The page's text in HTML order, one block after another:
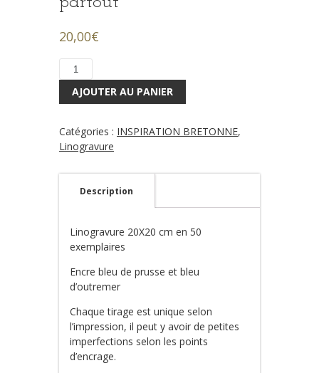
20,00€
quantité
COCORICO
vendu
encadré
passe
partout
AJOUTER AU PANIER
Catégories : INSPIRATION BRETONNE,
Linogravure
Description
Linogravure 20X20 cm en 50
exemplaires
Encre bleu de prusse et bleu
d’outremer
Chaque tirage est unique selon
l’impression, il peut y avoir de petites
imperfections selon les points
d’encrage.